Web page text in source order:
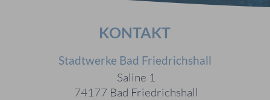
KONTAKT
Stadtwerke Bad Friedrichshall
Saline 1
74177 Bad Friedrichshall